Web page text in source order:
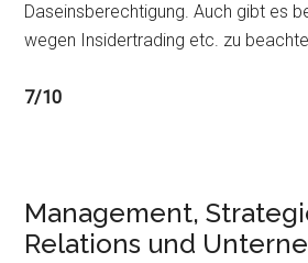
Daseinsberechtigung. Auch gibt es
wegen Insidertrading etc. zu
7/10
Management,
Relations und